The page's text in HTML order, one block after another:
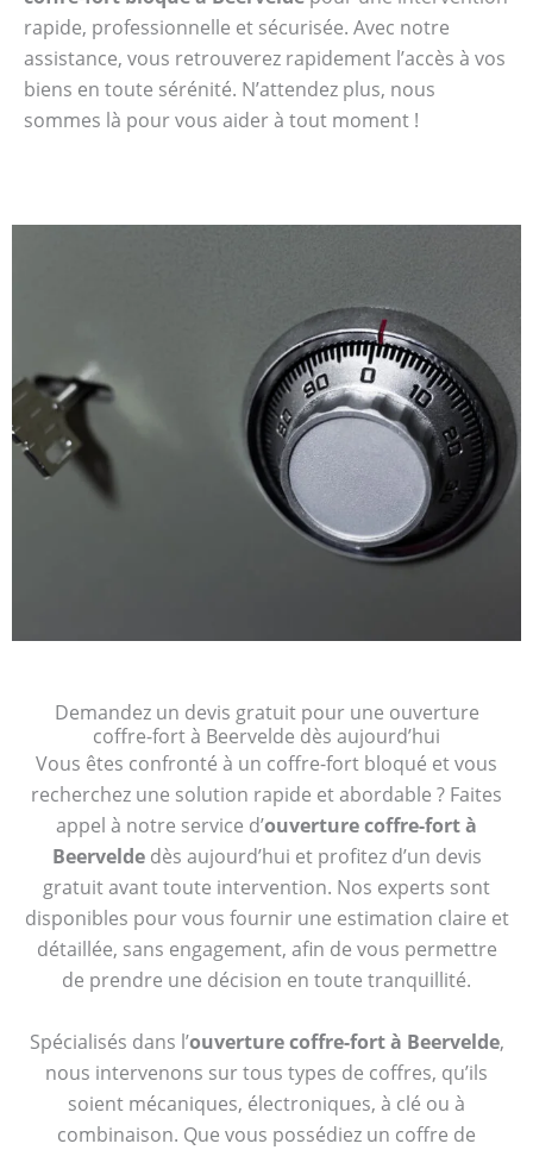
rapide, professionnelle et sécurisée. Avec notre
assistance, vous retrouverez rapidement l’accès à vos
biens en toute sérénité. N’attendez plus, nous
sommes là pour vous aider à tout moment !
Demandez un devis gratuit pour une ouverture
coffre-fort à Beervelde dès aujourd’hui
Vous êtes confronté à un coffre-fort bloqué et vous
recherchez une solution rapide et abordable ? Faites
appel à notre service d’ouverture coffre-fort à
Beerveldedès aujourd’hui et profitez d’un devis
gratuit avant toute intervention. Nos experts sont
disponibles pour vous fournir une estimation claire et
détaillée, sans engagement, afin de vous permettre
de prendre une décision en toute tranquillité.
Spécialisés dans l’ouverture coffre-fort à Beervelde,
nous intervenons sur tous types de coffres, qu’ils
soient mécaniques, électroniques, à clé ou à
combinaison. Que vous possédiez un coffre de